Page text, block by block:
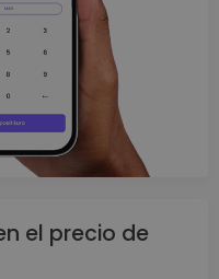
el precio de